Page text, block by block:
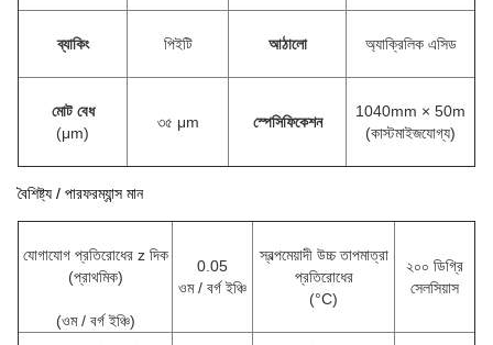
ব্যাকিং পিইটি আঠালো অ্যাক্রিলিক এসিড
মোট বেধ
(μm)
৩৫ μm স্পেসিফিকেশন
1040mm × 50m
(কাস্টমাইজযোগ্য)
বৈশিষ্ট্য / পারফরম্যান্স মান
যোগাযোগ প্রতিরোধের z দিক
(প্রাথমিক)
(ওম / বর্গ ইঞ্চি)
0.05
ওম / বর্গ ইঞ্চি
স্বল্পমেয়াদী উচ্চ তাপমাত্রা
প্রতিরোধের
(°C)
২০০ ডিগ্রি
সেলসিয়াস